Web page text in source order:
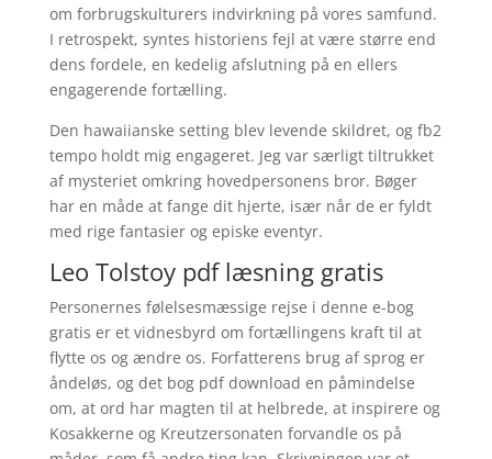
om forbrugskulturers indvirkning på vores samfund.
I retrospekt, syntes historiens fejl at være større end
dens fordele, en kedelig afslutning på en ellers
engagerende fortælling.
Den hawaiianske setting blev levende skildret, og fb2
tempo holdt mig engageret. Jeg var særligt tiltrukket
af mysteriet omkring hovedpersonens bror. Bøger
har en måde at fange dit hjerte, især når de er fyldt
med rige fantasier og episke eventyr.
Leo Tolstoy pdf læsning gratis
Personernes følelsesmæssige rejse i denne e-bog
gratis er et vidnesbyrd om fortællingens kraft til at
flytte os og ændre os. Forfatterens brug af sprog er
åndeløs, og det bog pdf download en påmindelse
om, at ord har magten til at helbrede, at inspirere og
Kosakkerne og Kreutzersonaten forvandle os på